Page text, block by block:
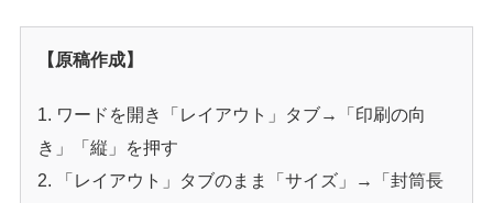
【原稿作成】
ワードを開き「レイアウト」タブ→「印刷の向
き」「縦」を押す
「レイアウト」タブのまま「サイズ」→「封筒長